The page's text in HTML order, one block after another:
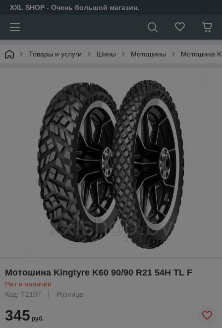
XXL SHOP - Очень большой магазин.
Товары и услуги Шины Мотошины Мотошина
Мотошина Kingtyre K60 90/90 R21 54H TL F
Нет в наличии
Код: T2107
Розница
345 руб.